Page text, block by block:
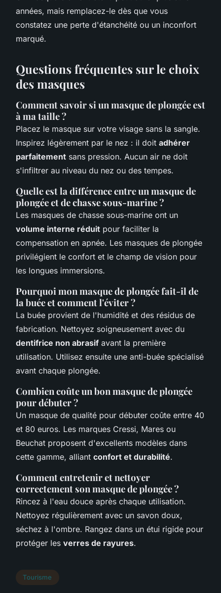
années, mais remplacez-le dès que vous
constatez une perte d'étanchéité ou un inconfort
marqué.
Questions fréquentes sur le choix
des masques
Comment savoir si un masque de plongée est
à ma taille ?
Placez le masque sur votre visage sans la sangle.
Inspirez légèrement par le nez : il doit adhérer
parfaitement sans pression. Aucun air ne doit
s'infiltrer au niveau du nez ou des tempes.
Quelle est la différence entre un masque de
plongée et de chasse sous-marine ?
Les masques de chasse sous-marine ont un
volume interne réduit pour faciliter la
compensation en apnée. Les masques de plongée
privilégient le confort et le champ de vision pour
les longues immersions.
Pourquoi mon masque de plongée fait-il de
la buée et comment l'éviter ?
La buée provient de l'humidité et des résidus de
fabrication. Nettoyez soigneusement avec du
dentifrice non abrasif avant la première
utilisation. Utilisez ensuite une anti-buée spécialisé
avant chaque plongée.
Combien coûte un bon masque de plongée
pour débuter ?
Un masque de qualité pour débuter coûte entre 40
et 80 euros. Les marques Cressi, Mares ou
Beuchat proposent d'excellents modèles dans
cette gamme, alliant confort et durabilité.
Comment entretenir et nettoyer
correctement son masque de plongée ?
Rincez à l'eau douce après chaque utilisation.
Nettoyez régulièrement avec un savon doux,
séchez à l'ombre. Rangez dans un étui rigide pour
protéger les verres de rayures.
Tourisme